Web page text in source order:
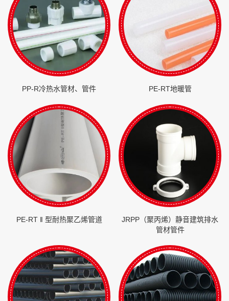
PP-R冷热水管材、管件 PE-RT地暖管
PE-RT ‖ 型耐热聚乙烯管道
JRPP（聚丙烯）静音建筑排水
管材管件